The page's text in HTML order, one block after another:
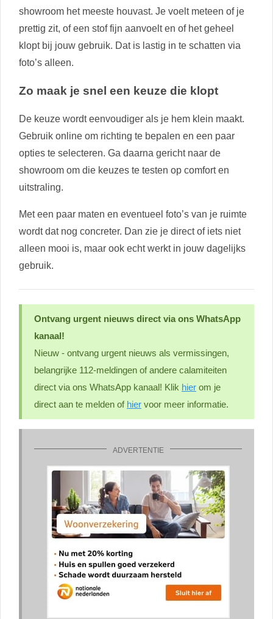
showroom het meeste houvast. Je voelt meteen of je
prettig zit, of een stof fijn aanvoelt en of het geheel
klopt bij jouw gebruik. Dat is lastig in te schatten via
foto’s alleen.
Zo maak je snel een keuze die klopt
De keuze wordt eenvoudiger als je hem klein maakt.
Gebruik online om richting te bepalen en een paar
opties te selecteren. Ga daarna gericht naar de
showroom om die keuzes te testen op comfort en
uitstraling.
Met een paar maten en eventueel foto’s van je ruimte
wordt dat nog concreter. Dan zie je direct of iets niet
alleen mooi is, maar ook echt werkt in jouw dagelijks
gebruik.
Ontvang urgent nieuws direct via ons WhatsApp
kanaal!
Nieuw - ontvang urgent nieuws als vermissingen,
belangrijke 112-meldingen of andere calamiteiten
direct via ons WhatsApp kanaal! Klik hier om je
direct aan te melden of hier voor meer informatie.